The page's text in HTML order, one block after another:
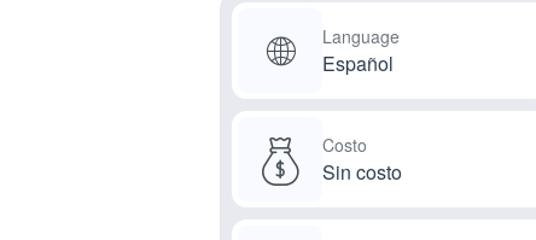
Language
Español
Costo
Sin costo